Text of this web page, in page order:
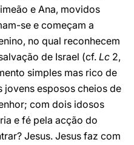
e Ana, movidos
se e começam a
no qual reconhecem
de Israel (cf. Lc 2,
simples mas rico de
esposos cheios de
com dois idosos
e fé pela acção do
Jesus. Jesus faz com